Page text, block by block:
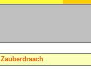
Zauberdraach